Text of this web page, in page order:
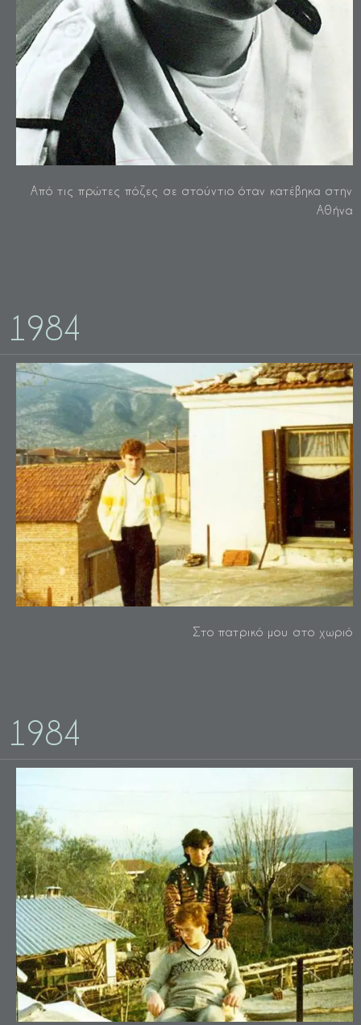
Από τις πρώτες πόζες σε στούντιο όταν κατέβηκα στην
Αθήνα
1984
Στο πατρικό μου στο χωριό
1984